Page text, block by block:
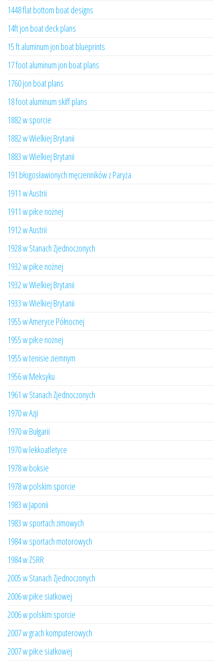
1448 flat bottom boat designs
14ft jon boat deck plans
15 ft aluminum jon boat blueprints
17 foot aluminum jon boat plans
1760 jon boat plans
18 foot aluminum skiff plans
1882 w sporcie
1882 w Wielkiej Brytanii
1883 w Wielkiej Brytanii
191 błogosławionych męczenników z Paryża
1911 w Austrii
1911 w piłce nożnej
1912 w Austrii
1928 w Stanach Zjednoczonych
1932 w piłce nożnej
1932 w Wielkiej Brytanii
1933 w Wielkiej Brytanii
1955 w Ameryce Północnej
1955 w piłce nożnej
1955 w tenisie ziemnym
1956 w Meksyku
1961 w Stanach Zjednoczonych
1970 w Azji
1970 w Bułgarii
1970 w lekkoatletyce
1978 w boksie
1978 w polskim sporcie
1983 w Japonii
1983 w sportach zimowych
1984 w sportach motorowych
1984 w ZSRR
2005 w Stanach Zjednoczonych
2006 w piłce siatkowej
2006 w polskim sporcie
2007 w grach komputerowych
2007 w piłce siatkowej